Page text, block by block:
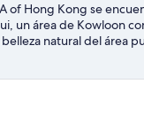
of Hong Kong se
un área de Kowloon
natural del área
Bay, mientras que
más populares del